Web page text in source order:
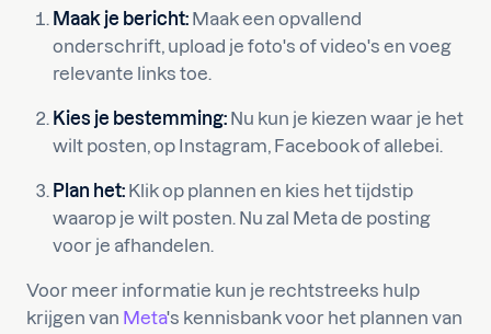
Maak je bericht: Maak een opvallend
onderschrift, upload je foto's of video's en voeg
relevante links toe.
Kies je bestemming: Nu kun je kiezen waar je het
wilt posten, op Instagram, Facebook of allebei.
Plan het: Klik op plannen en kies het tijdstip
waarop je wilt posten. Nu zal Meta de posting
voor je afhandelen.
Voor meer informatie kun je rechtstreeks hulp
krijgen van Meta's kennisbank voor het plannen van